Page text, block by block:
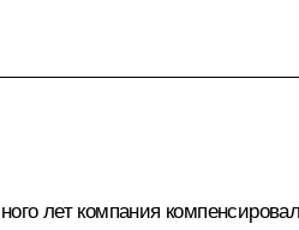
лет компания